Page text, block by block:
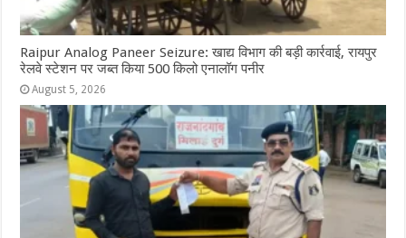
Raipur Analog Paneer Seizure: खाद्य विभाग की बड़ी कार्रवाई, रायपुर
रेलवे स्टेशन पर जब्त किया 500 किलो एनालॉग पनीर
August 5, 2026